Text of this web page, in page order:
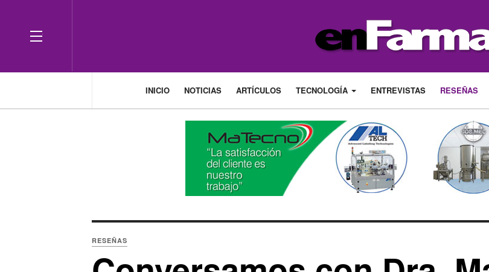
OFF CANVAS
INICIO NOTICIAS ARTÍCULOS TECNOLOGÍA ENTREVISTAS RESEÑAS
RESEÑAS